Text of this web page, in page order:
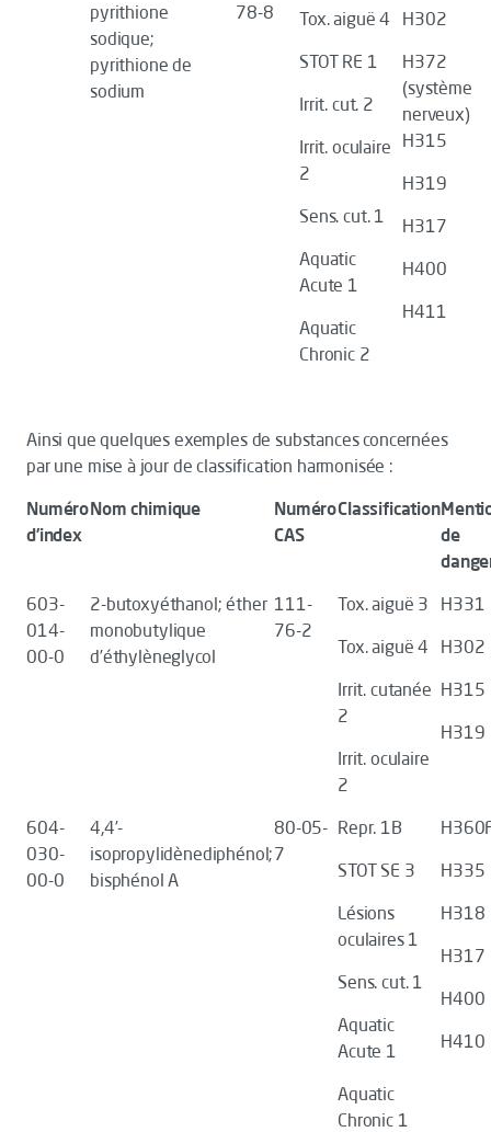
pyrithione
sodique;
pyrithione de
sodium
78-8
Tox. aiguë 4
STOT RE 1
Irrit. cut. 2
Irrit. oculaire
2
Sens. cut. 1
Aquatic
Acute 1
Aquatic
Chronic 2
H302
H372
(système
nerveux)
H315
H319
H317
H400
H411
Ainsi que quelques exemples de substances concernées
par une mise à jour de classification harmonisée :
Numéro
d’index
Nom chimique
Numéro
CAS
Classification
de
603-
014-
00-0
2-butoxyéthanol; éther
monobutylique
d’éthylèneglycol
111-
76-2
Tox. aiguë 3
Tox. aiguë 4
Irrit. cutanée
2
Irrit. oculaire
2
H331
H302
H315
H319
604-
030-
00-0
4,4’-
isopropylidènediphénol;
bisphénol A
80-05-
7
Repr. 1B
STOT SE 3
Lésions
oculaires 1
Sens. cut. 1
Aquatic
Acute 1
Aquatic
Chronic 1
H335
H318
H317
H400
H410